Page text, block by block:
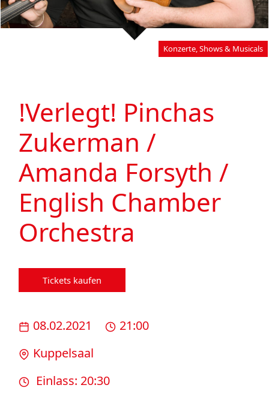
Konzerte, Shows & Musicals
!Verlegt! Pinchas
Zukerman /
Amanda Forsyth /
English Chamber
Orchestra
Tickets kaufen
08.02.2021
21:00
Kuppelsaal
Einlass: 20:30